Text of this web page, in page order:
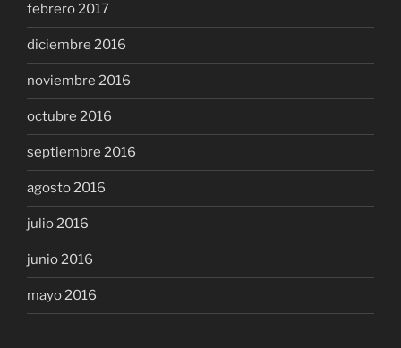
febrero 2017
diciembre 2016
noviembre 2016
octubre 2016
septiembre 2016
agosto 2016
julio 2016
junio 2016
mayo 2016